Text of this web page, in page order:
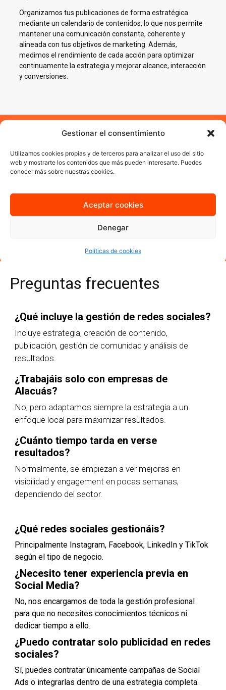
Gestionar el consentimiento
Utilizamos cookies propias y de terceros para analizar el uso del sitio
web y mostrarte los contenidos que más pueden interesarte. Puedes
conocer más sobre nuestras cookies.
Aceptar cookies
Denegar
Políticas de cookies
Organizamos tus publicaciones de forma estratégica
mediante un calendario de contenidos, lo que nos permite
mantener una comunicación constante, coherente y
alineada con tus objetivos de marketing. Además,
medimos el rendimiento de cada acción para optimizar
continuamente la estrategia y mejorar alcance, interacción
y conversiones.
Impulsamos tu negocio en
Redes Sociales en Alacuás
estrategias reales, cercanas y orientadas a resultados.
Quiero más información
Preguntas frecuentes
¿Qué incluye la gestión de redes sociales?
Incluye estrategia, creación de contenido,
publicación, gestión de comunidad y análisis de
resultados.
¿Trabajáis solo con empresas de
Alacuás?
No, pero adaptamos siempre la estrategia a un
enfoque local para maximizar resultados.
¿Cuánto tiempo tarda en verse
resultados?
Normalmente, se empiezan a ver mejoras en
visibilidad y engagement en pocas semanas,
dependiendo del sector.
¿Qué redes sociales gestionáis?
Principalmente Instagram, Facebook, LinkedIn y TikTok
según el tipo de negocio.
¿Necesito tener experiencia previa en
Social Media?
No, nos encargamos de toda la gestión profesional
para que no necesites conocimientos técnicos ni
dedicar tiempo a ello.
¿Puedo contratar solo publicidad en redes
sociales?
Sí, puedes contratar únicamente campañas de Social
Ads o integrarlas dentro de una estrategia completa.